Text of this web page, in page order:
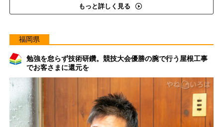
もっと詳しく見る
福岡県
勉強を怠らず技術研鑽。競技大会優勝の腕で行う屋根工事
でお客さまに還元を